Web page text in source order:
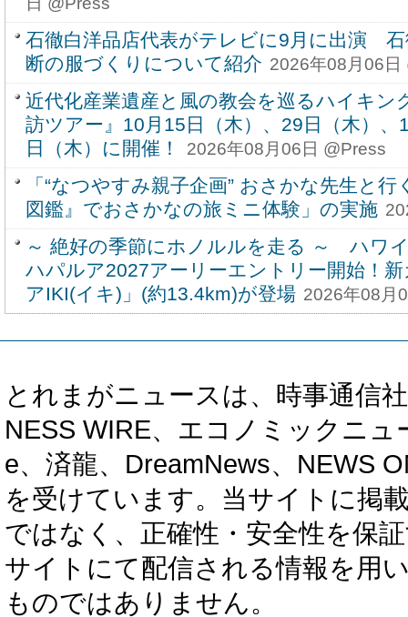
石徹白洋品店代表がテレビに9月に出演
断の服づくりについて紹介 2026年08月06日
近代化産業遺産と風の教会を巡るハイキン
訪ツアー』10月15日（木）、29日（木）、
日（木）に開催！
2026年08月06日 @Press
「“なつやすみ親子企画” おさかな先生と
図鑑』でおさかなの旅ミニ体験」の実施
～ 絶好の季節にホノルルを走る ～ ハワ
ハパルア2027アーリーエントリー開始！
アIKI(イキ)」(約13.4km)が登場 2026年08月
とれまがニュースは、時事通信
NESS WIRE、エコノミックニ
e、済龍、DreamNews、NEWS
を受けています。当サイトに掲
ではなく、正確性・安全性を保
サイトにて配信される情報を用
ものではありません。